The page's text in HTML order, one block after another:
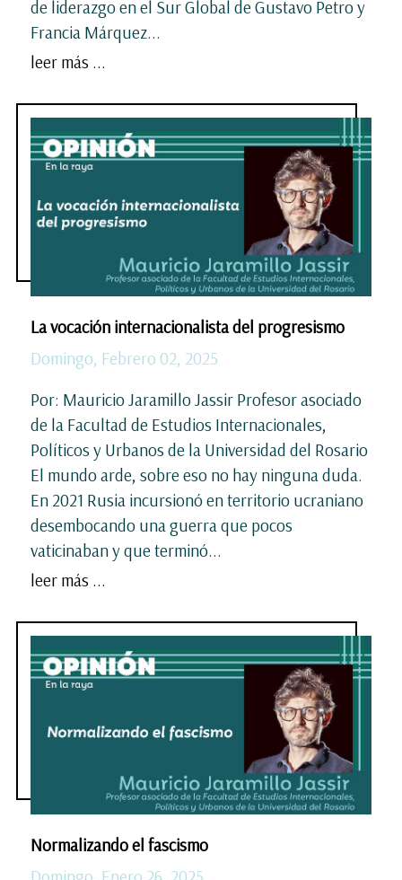
de liderazgo en el Sur Global de Gustavo Petro y
Francia Márquez...
leer más ...
La vocación internacionalista del progresismo
Domingo, Febrero 02, 2025
Por: Mauricio Jaramillo Jassir Profesor asociado
de la Facultad de Estudios Internacionales,
Políticos y Urbanos de la Universidad del Rosario
El mundo arde, sobre eso no hay ninguna duda.
En 2021 Rusia incursionó en territorio ucraniano
desembocando una guerra que pocos
vaticinaban y que terminó...
leer más ...
Normalizando el fascismo